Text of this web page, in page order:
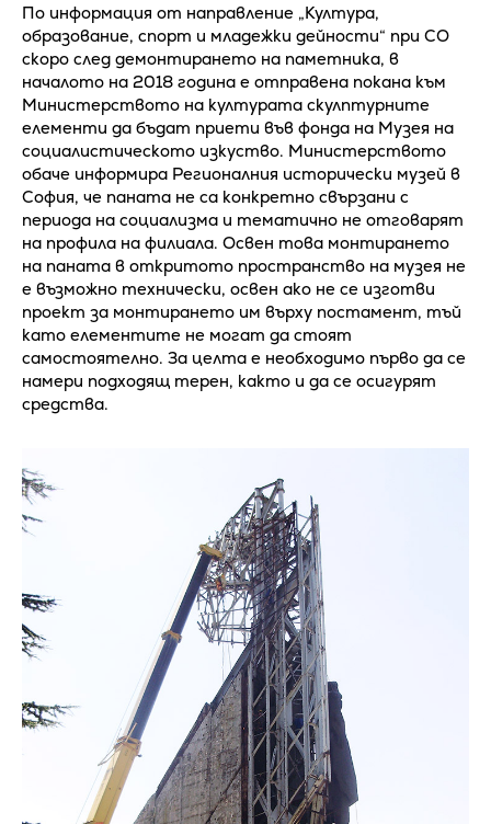
По информация от направление „Култура,
образование, спорт и младежки дейности“ при СО
скоро след демонтирането на паметника, в
началото на 2018 година е отправена покана към
Министерството на културата скулптурните
елементи да бъдат приети във фонда на Музея на
социалистическото изкуство. Министерството
обаче информира Регионалния исторически музей в
София, че паната не са конкретно свързани с
периода на социализма и тематично не отговарят
на nрофила на филиала. Освен това монтирането
на паната в откритото пространство на музея не
е възможно технически, освен ако не се изготви
проект за монтирането им върху постамент, тъй
като елементите не могат да стоят
самостоятелно. За целта е необходимо първо да се
намери подходящ терен, както и да се осигурят
средства.